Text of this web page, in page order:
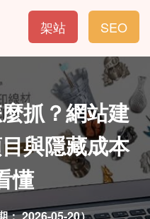
SEO
架站
抓？網站建
與隱藏成本
懂